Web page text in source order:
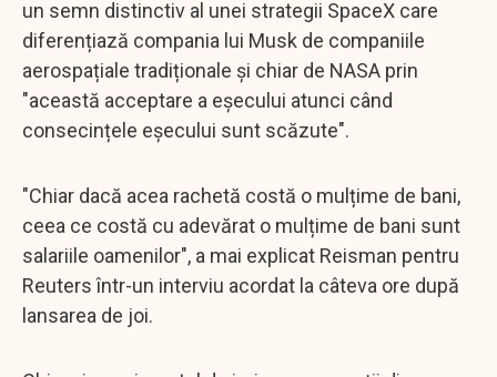
un semn distinctiv al unei strategii SpaceX care
diferențiază compania lui Musk de companiile
aerospațiale tradiționale și chiar de NASA prin
"această acceptare a eșecului atunci când
consecințele eșecului sunt scăzute".
"Chiar dacă acea rachetă costă o mulțime de bani,
ceea ce costă cu adevărat o mulțime de bani sunt
salariile oamenilor", a mai explicat Reisman pentru
Reuters într-un interviu acordat la câteva ore după
lansarea de joi.